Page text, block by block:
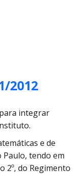
2012
integrar
e de
Paulo, tendo em
2º, do Regimento